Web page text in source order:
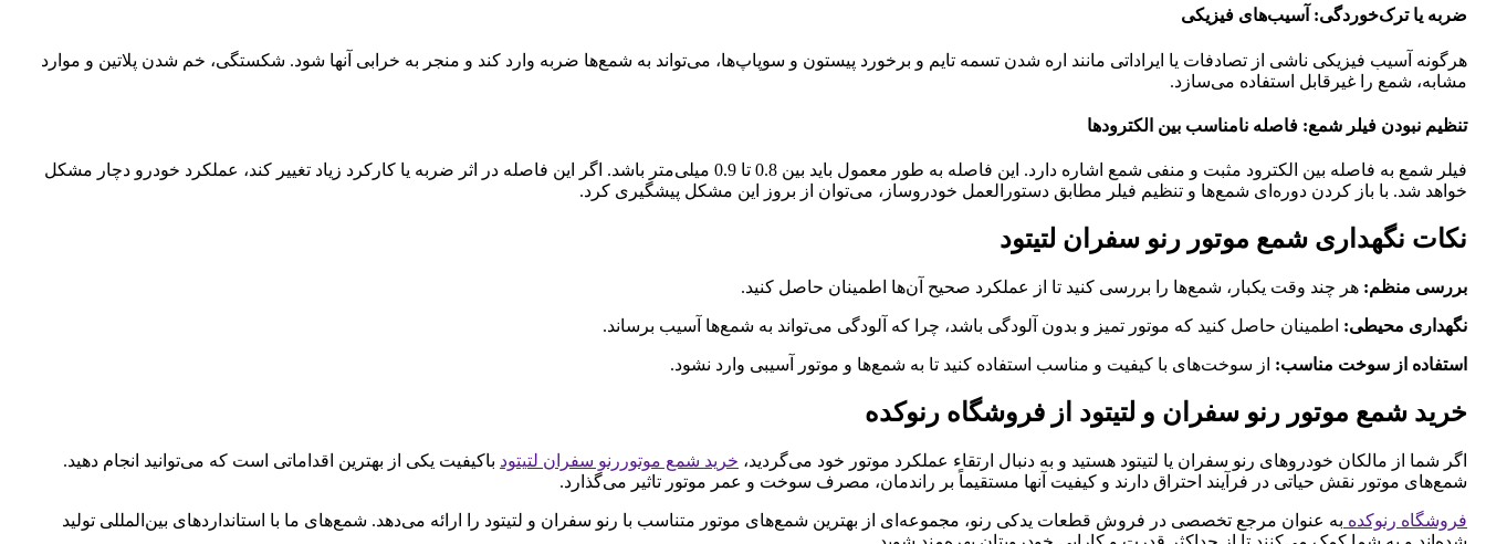
ضربه یا ترک‌خوردگی: آسیب‌های فیزیکی
هرگونه آسیب فیزیکی ناشی از تصادفات یا ایراداتی مانند اره شدن تسمه تایم و برخورد پیستون و سوپاپ‌ها، می‌تواند به شمع‌ها ضربه وارد کند و منجر به خرابی آنها شود. شکستگی، خم شدن پلاتین و موارد
مشابه، شمع را غیرقابل استفاده می‌سازد.
تنظیم نبودن فیلر شمع: فاصله نامناسب بین الکترودها
فیلر شمع به فاصله بین الکترود مثبت و منفی شمع اشاره دارد. این فاصله به طور معمول باید بین 0.8 تا 0.9 میلی‌متر باشد. اگر این فاصله در اثر ضربه یا کارکرد زیاد تغییر کند، عملکرد خودرو دچار مشکل
خواهد شد. با باز کردن دوره‌ای شمع‌ها و تنظیم فیلر مطابق دستورالعمل خودروساز، می‌توان از بروز این مشکل پیشگیری کرد.
نکات نگهداری شمع موتور رنو سفران لتیتود
بررسی منظم: هر چند وقت یکبار، شمع‌ها را بررسی کنید تا از عملکرد صحیح آن‌ها اطمینان حاصل کنید.
نگهداری محیطی: اطمینان حاصل کنید که موتور تمیز و بدون آلودگی باشد، چرا که آلودگی می‌تواند به شمع‌ها آسیب برساند.
استفاده از سوخت مناسب: از سوخت‌های با کیفیت و مناسب استفاده کنید تا به شمع‌ها و موتور آسیبی وارد نشود.
خرید شمع موتور رنو سفران و لتیتود از فروشگاه رنوکده
اگر شما از مالکان خودروهای رنو سفران یا لتیتود هستید و به دنبال ارتقاء عملکرد موتور خود می‌گردید، خرید شمع موتوررنو سفران لتیتود باکیفیت یکی از بهترین اقداماتی است که می‌توانید انجام دهید.
شمع‌های موتور نقش حیاتی در فرآیند احتراق دارند و کیفیت آنها مستقیماً بر راندمان، مصرف سوخت و عمر موتور تاثیر می‌گذارد.
فروشگاه رنوکده به عنوان مرجع تخصصی در فروش قطعات یدکی رنو، مجموعه‌ای از بهترین شمع‌های موتور متناسب با رنو سفران و لتیتود را ارائه می‌دهد. شمع‌های ما با استانداردهای بین‌المللی تولید